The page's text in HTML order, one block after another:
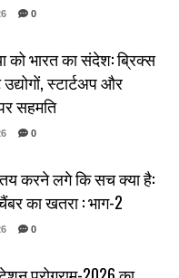
0
को भारत का संदेश: ब्रिक्स
स्टार्टअप और
सहमति
0
करने लगे कि सच क्या है:
का खतरा : भाग-2
0